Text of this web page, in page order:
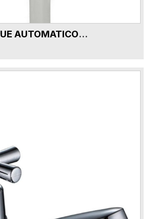
VER FICHA DEL PRODUCTODGC DESAGUE AUTOMATICO CON REBOSE DG9155-CR CROMO 9201